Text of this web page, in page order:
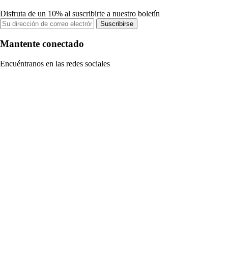
Disfruta de un 10% al suscribirte a nuestro boletín
Suscribirse
Mantente conectado
Encuéntranos en las redes sociales